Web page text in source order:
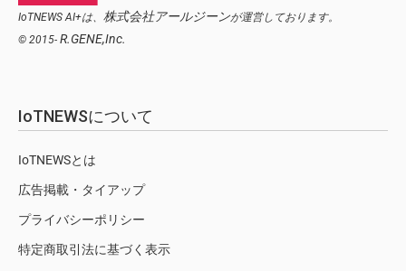
IoTNEWS AI+は、 株式会社アールジーンが運営しております。
© 2015- R.GENE,Inc.
IoTNEWSについて
IoTNEWSとは
広告掲載・タイアップ
プライバシーポリシー
特定商取引法に基づく表示